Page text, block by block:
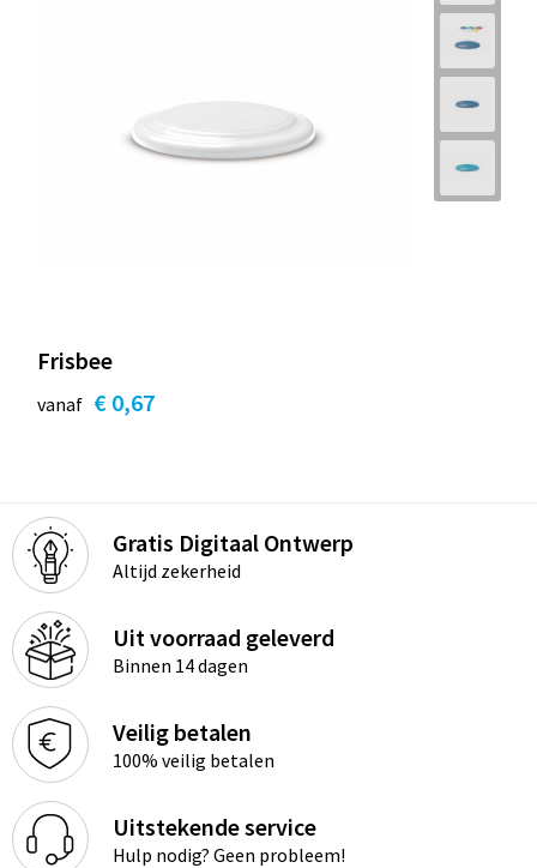
Frisbee
vanaf € 0,67
Gratis Digitaal Ontwerp
Altijd zekerheid
Uit voorraad geleverd
Binnen 14 dagen
Veilig betalen
100% veilig betalen
Uitstekende service
Hulp nodig? Geen probleem!